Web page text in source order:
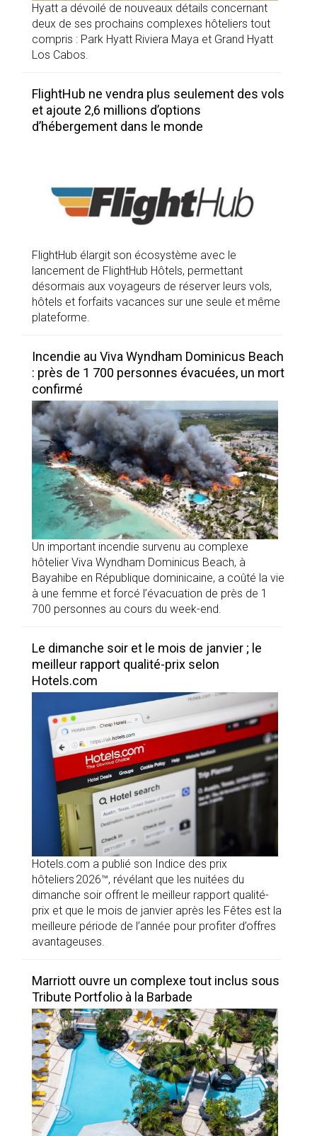
Hyatt a dévoilé de nouveaux détails concernant
deux de ses prochains complexes hôteliers tout
compris : Park Hyatt Riviera Maya et Grand Hyatt
Los Cabos.
FlightHub ne vendra plus seulement des vols
et ajoute 2,6 millions d’options
d’hébergement dans le monde
FlightHub élargit son écosystème avec le
lancement de FlightHub Hôtels, permettant
désormais aux voyageurs de réserver leurs vols,
hôtels et forfaits vacances sur une seule et même
plateforme.
Incendie au Viva Wyndham Dominicus Beach
: près de 1 700 personnes évacuées, un mort
confirmé
Un important incendie survenu au complexe
hôtelier Viva Wyndham Dominicus Beach, à
Bayahibe en République dominicaine, a coûté la vie
à une femme et forcé l’évacuation de près de 1
700 personnes au cours du week-end.
Le dimanche soir et le mois de janvier ; le
meilleur rapport qualité-prix selon
Hotels.com
Hotels.com a publié son Indice des prix
hôteliers 2026™, révélant que les nuitées du
dimanche soir offrent le meilleur rapport qualité-
prix et que le mois de janvier après les Fêtes est la
meilleure période de l’année pour profiter d’offres
avantageuses.
Marriott ouvre un complexe tout inclus sous
Tribute Portfolio à la Barbade